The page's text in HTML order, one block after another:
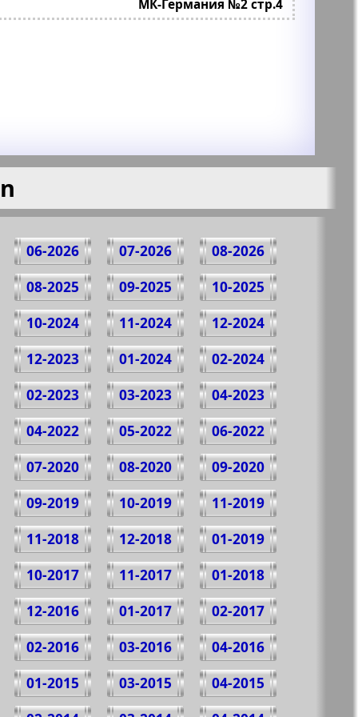
МК-Германия №2 стр.4
08-2026
07-2026
06-2026
10-2025
09-2025
08-2025
12-2024
11-2024
10-2024
02-2024
01-2024
12-2023
04-2023
03-2023
02-2023
06-2022
05-2022
04-2022
09-2020
08-2020
07-2020
11-2019
10-2019
09-2019
01-2019
12-2018
11-2018
01-2018
11-2017
10-2017
02-2017
01-2017
12-2016
04-2016
03-2016
02-2016
04-2015
03-2015
01-2015